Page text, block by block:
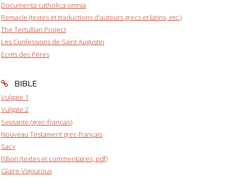
Documenta catholica omnia
Remacle (textes et traductions d'auteurs grecs et latins, etc.)
The Tertullian Project
Les Confessions de Saint Augustin
Ecrits des Pères
BIBLE
Vulgate 1
Vulgate 2
Septante (grec-français)
Nouveau Testament grec-français
Sacy
Fillion (textes et commentaires, pdf)
Glaire-Vigouroux